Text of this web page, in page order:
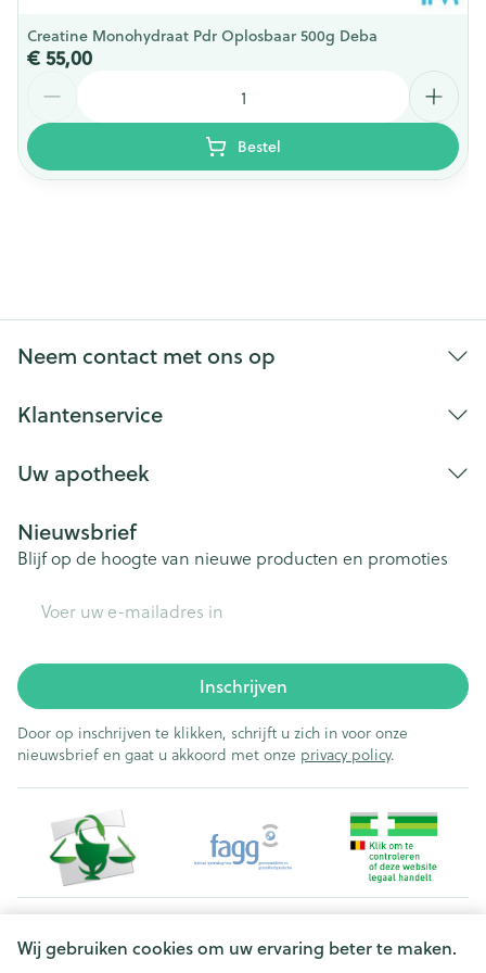
Wij gebruiken cookies om uw ervaring beter te maken.
Creatine Monohydraat Pdr Oplosbaar 500g Deba
€ 55,00
Bestel
Neem contact met ons op
Klantenservice
Uw apotheek
Nieuwsbrief
Blijf op de hoogte van nieuwe producten en promoties
Inschrijven
Door op inschrijven te klikken, schrijft u zich in voor onze
nieuwsbrief en gaat u akkoord met onze privacy policy.
Juridische links